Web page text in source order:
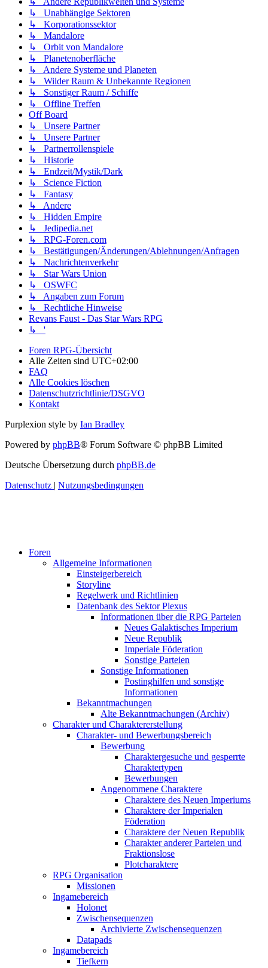
↳ Unabhängige Sektoren
↳ Korporationssektor
↳ Mandalore
↳ Orbit von Mandalore
↳ Planetenoberfläche
↳ Andere Systeme und Planeten
↳ Wilder Raum & Unbekannte Regionen
↳ Sonstiger Raum / Schiffe
↳ Offline Treffen
Off Board
↳ Unsere Partner
↳ Unsere Partner
↳ Partnerrollenspiele
↳ Historie
↳ Endzeit/Mystik/Dark
↳ Science Fiction
↳ Fantasy
↳ Andere
↳ Hidden Empire
↳ Jedipedia.net
↳ RPG-Foren.com
↳ Bestätigungen/Änderungen/Ablehnungen/Anfragen
↳ Nachrichtenverkehr
↳ Star Wars Union
↳ OSWFC
↳ Angaben zum Forum
↳ Rechtliche Hinweise
Revans Faust - Das Star Wars RPG
↳ '
Foren RPG-Übersicht
Alle Zeiten sind UTC+02:00
FAQ
Alle Cookies löschen
Datenschutzrichtlinie/DSGVO
Kontakt
Purplexion style by Ian Bradley
Powered by phpBB® Forum Software © phpBB Limited
Deutsche Übersetzung durch phpBB.de
Datenschutz | Nutzungsbedingungen
Foren
Allgemeine Informationen
Einsteigerbereich
Storyline
Regelwerk und Richtlinien
Datenbank des Sektor Plexus
Informationen über die RPG Parteien
Neues Galaktisches Imperium
Neue Republik
Imperiale Föderation
Sonstige Parteien
Sonstige Informationen
Postinghilfen und sonstige
Informationen
Bekanntmachungen
Alte Bekanntmachungen (Archiv)
Charakter und Charaktererstellung
Charakter- und Bewerbungsbereich
Bewerbung
Charaktergesuche und gesperrte
Charaktertypen
Bewerbungen
Angenommene Charaktere
Charaktere des Neuen Imperiums
Charaktere der Imperialen
Föderation
Charaktere der Neuen Republik
Charakter anderer Parteien und
Fraktionslose
Plotcharaktere
RPG Organisation
Missionen
Ingamebereich
Holonet
Zwischensequenzen
Archivierte Zwischensequenzen
Datapads
Ingamebereich
Tiefkern